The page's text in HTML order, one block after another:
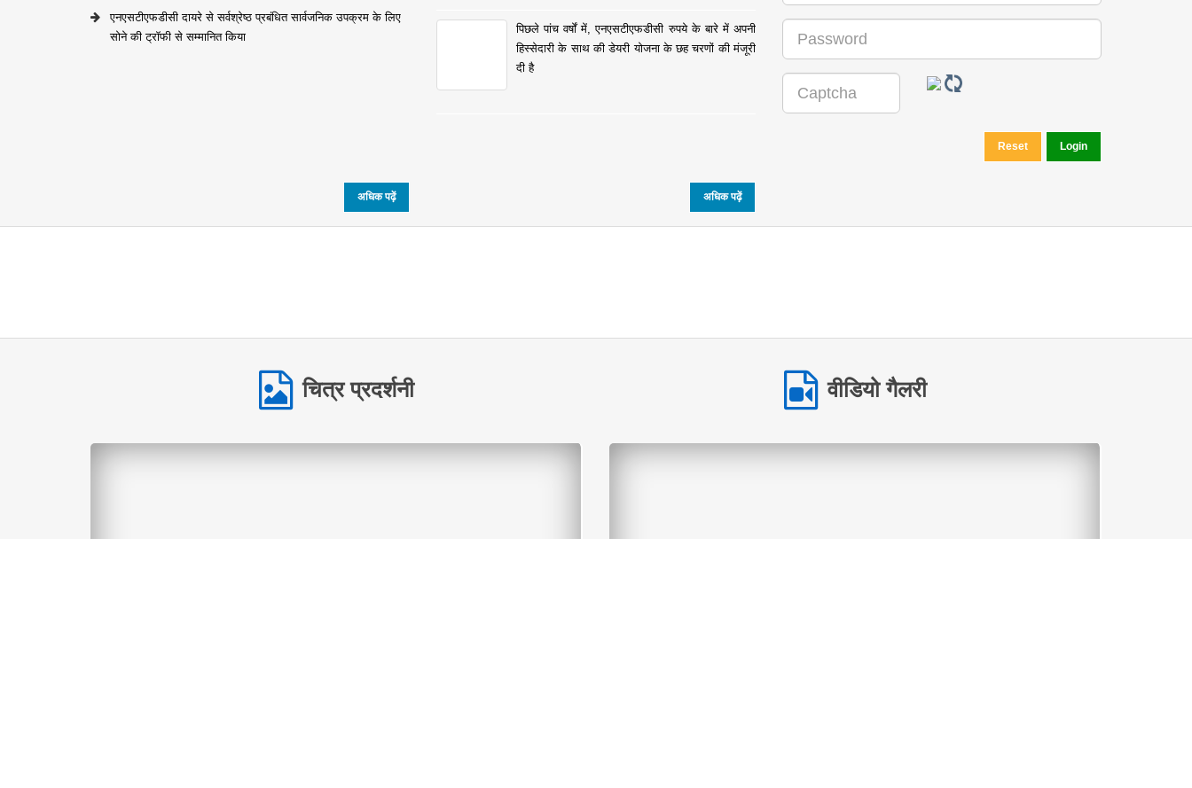
एनएसटीएफडीसी दायरे से सर्वश्रेष्ठ प्रबंधित सार्वजनिक उपक्रम के लिए
सोने की ट्रॉफी से सम्मानित किया
जनजातीय वनवासी सशक्तीकरण योजना का शुभारंभ
अधिक पढ़ें
पिछले पांच वर्षों में, एनएसटीएफडीसी रुपये के बारे में अपनी
हिस्सेदारी के साथ की डेयरी योजना के छह चरणों की मंजूरी
दी है
अधिक पढ़ें
चित्र प्रदर्शनी वीडियो गैलरी